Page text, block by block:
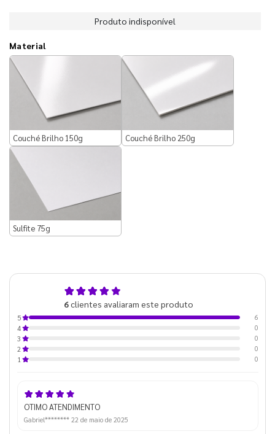
Produto indisponível
Material
Couché Brilho 150g Couché Brilho 250g
Sulfite 75g
6clientes avaliaram este produto
5
6
4
0
3
0
2
0
1
0
OTIMO ATENDIMENTO
Gabriel******** 22 de maio de 2025